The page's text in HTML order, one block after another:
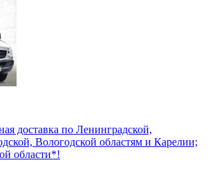
доставка по Ленинградской,
Вологодской областям и Карелии;
области*!